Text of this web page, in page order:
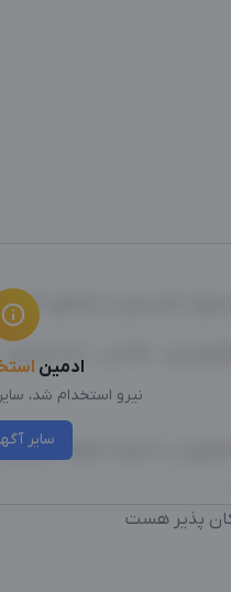
۳ سال سابقه) در اینستاگرام هست
. عکاسی . ایده
پذیر هست
ادمین
نیرو استخدام شد،
سایر